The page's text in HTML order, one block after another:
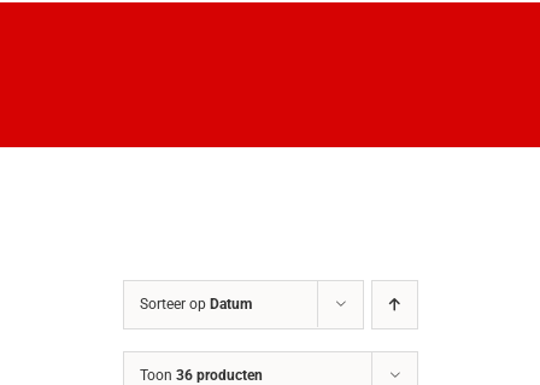
Sorteer op Datum
Toon 36 producten